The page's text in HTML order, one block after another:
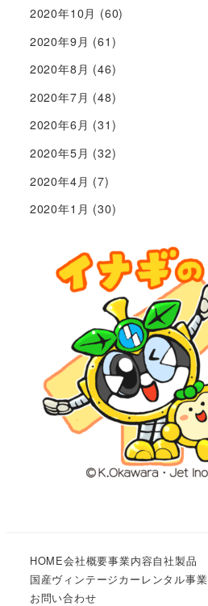
2020年10月 (60)
2020年9月 (61)
2020年8月 (46)
2020年7月 (48)
2020年6月 (31)
2020年5月 (32)
2020年4月 (7)
2020年1月 (30)
HOME会社概要事業内容自社製品
国産ヴィンテージカーレンタル事業
お問い合わせ